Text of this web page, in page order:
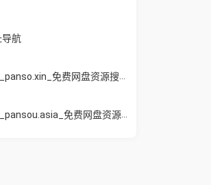
航
网盘资源搜索引擎_夸克百度UC迅雷网盘聚合搜索_电影教程软件下载
费网盘资源搜索引擎_夸克百度UC迅雷网盘聚合搜索_电影教程软件下载